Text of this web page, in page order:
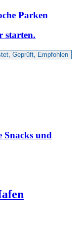
Parken
starten.
Geprüft, Empfohlen
und